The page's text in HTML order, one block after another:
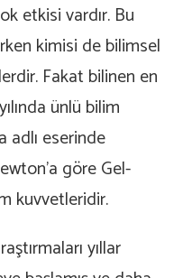
etkisi vardır. Bu
kimisi de bilimsel
Fakat bilinen en
ünlü bilim
adlı eserinde
göre Gel-
kuvvetleridir.
yıllar